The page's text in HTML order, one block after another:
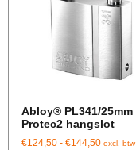
Abloy® PL341/25mm
Protec2 hangslot
€124,50 - €144,50 excl. btw